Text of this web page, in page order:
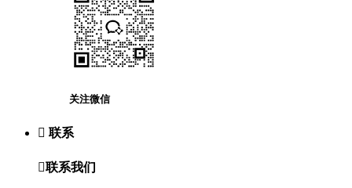
关注微信
 联系
联系我们